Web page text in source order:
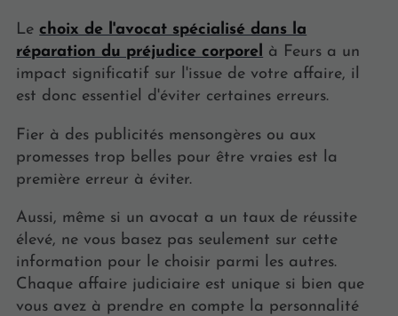
Lechoix de l'avocat spécialisé dans la
réparation du préjudice corporel à Feurs a un
impact significatif sur l'issue de votre affaire, il
est donc essentiel d'éviter certaines erreurs.
Fier à des publicités mensongères ou aux
promesses trop belles pour être vraies est la
première erreur à éviter.
Aussi, même si un avocat a un taux de réussite
élevé, ne vous basez pas seulement sur cette
information pour le choisir parmi les autres.
Chaque affaire judiciaire est unique si bien que
vous avez à prendre en compte la personnalité